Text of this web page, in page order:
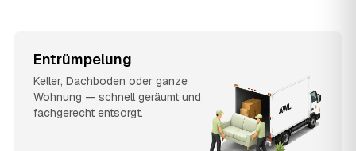
Entrümpelung
Keller, Dachboden oder ganze
Wohnung — schnell geräumt und
fachgerecht entsorgt.